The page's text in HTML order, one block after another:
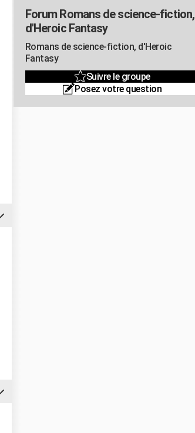
Forum Romans de science-fiction,
d'Heroic Fantasy
Romans de science-fiction, d'Heroic
Fantasy
Suivre le groupe
Posez votre question